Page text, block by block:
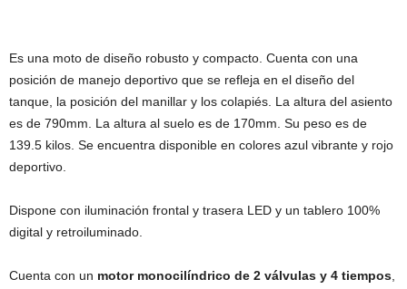
Es una moto de diseño robusto y compacto. Cuenta con una
posición de manejo deportivo que se refleja en el diseño del
tanque, la posición del manillar y los colapiés. La altura del asiento
es de 790mm. La altura al suelo es de 170mm. Su peso es de
139.5 kilos. Se encuentra disponible en colores azul vibrante y rojo
deportivo.
Dispone con iluminación frontal y trasera LED y un tablero 100%
digital y retroiluminado.
Cuenta con un motor monocilíndrico de 2 válvulas y 4 tiempos